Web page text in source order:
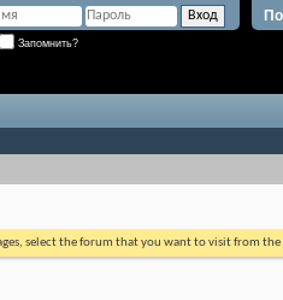
Запомнить?
select the forum that you want to visit from